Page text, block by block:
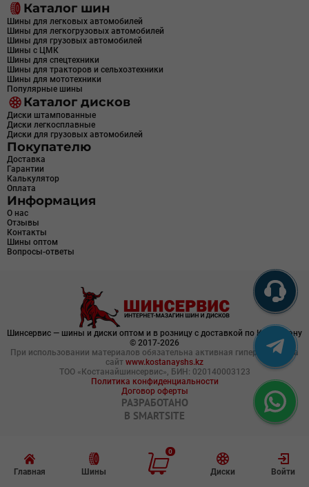
Главная Шины
0
Диски Войти
Каталог шин
Шины для легковых автомобилей
Шины для легкогрузовых автомобилей
Шины для грузовых автомобилей
Шины с ЦМК
Шины для спецтехники
Шины для тракторов и сельхозтехники
Шины для мототехники
Популярные шины
Каталог дисков
Диски штампованные
Диски легкосплавные
Диски для грузовых автомобилей
Покупателю
Доставка
Гарантии
Калькулятор
Оплата
Информация
О нас
Отзывы
Контакты
Шины оптом
Вопросы-ответы
Шинсервис — шины и диски оптом и в розницу с доставкой по Казахстану
© 2017-2026
При использовании материалов обязательна активная гиперссылка на
сайт www.kostanayshs.kz
ТОО «Костанайшинсервис», БИН: 020140003123
Политика конфиденциальности
Договор оферты
РАЗРАБОТАНО
В SMARTSITE